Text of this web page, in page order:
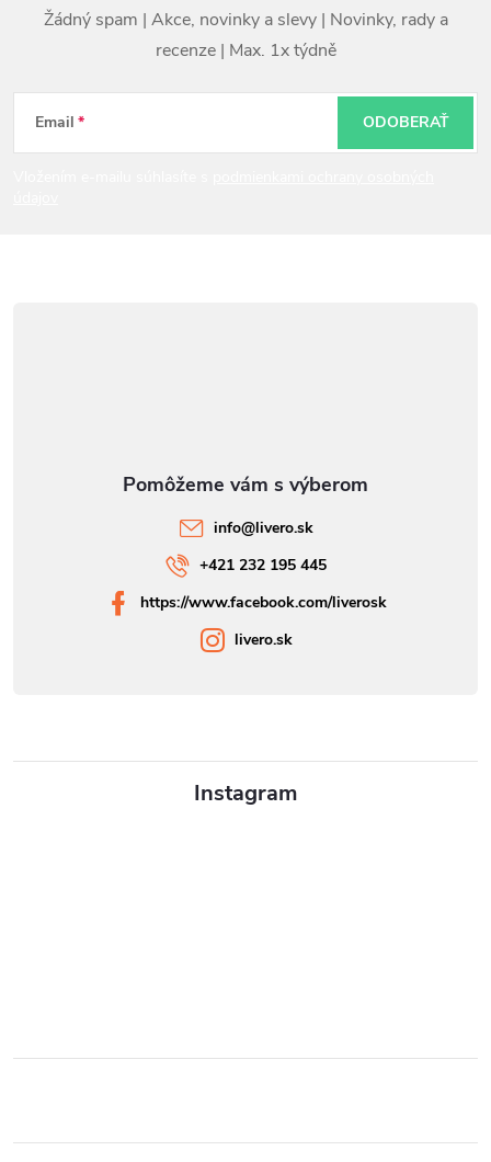
ä
Email ODOBERAŤ
Instagram
info@livero.sk
+421 232 195 445
https://www.facebook.com/liverosk
livero.sk